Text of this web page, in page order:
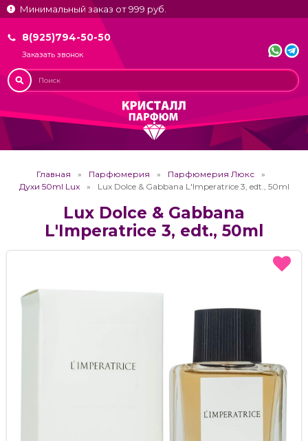
Минимальный заказ от 999 руб.
8(925)794-50-50
Заказать звонок
Главная Парфюмерия
Парфюмерия Люкс
Духи 50ml Lux
Lux Dolce & Gabbana L'Imperatrice 3, edt., 50ml
Lux Dolce & Gabbana
L'Imperatrice 3, edt., 50ml